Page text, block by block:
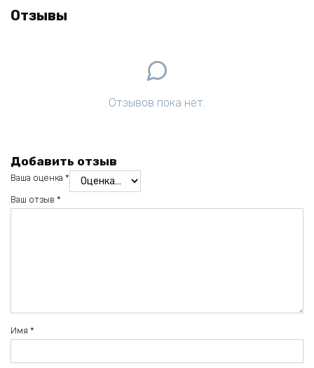
Отзывы
Отзывов пока нет.
Добавить отзыв
Ваша оценка *
Ваш отзыв *
Имя *